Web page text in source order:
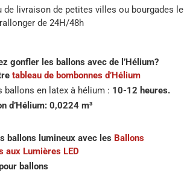
de livraison de petites villes ou bourgades le
de 24H/48h
gonfler les ballons avec de l’Hélium?
tableau de bombonnes d’Hélium
ballons en latex à hélium : 10-12 heures.
d’Hélium: 0,0224 m³
ballons lumineux avec les Ballons
aux Lumières LED
ballons